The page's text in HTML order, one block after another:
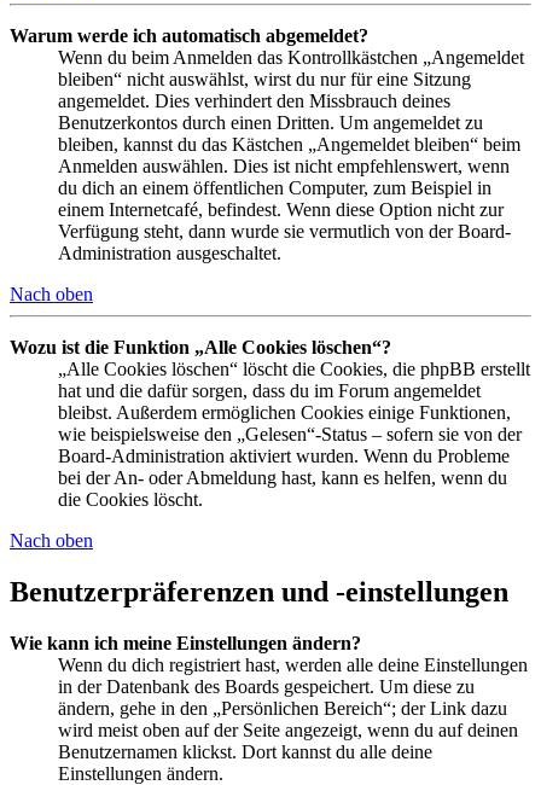
Warum werde ich automatisch abgemeldet?
Wenn du beim Anmelden das Kontrollkästchen „Angemeldet
bleiben“ nicht auswählst, wirst du nur für eine Sitzung
angemeldet. Dies verhindert den Missbrauch deines
Benutzerkontos durch einen Dritten. Um angemeldet zu
bleiben, kannst du das Kästchen „Angemeldet bleiben“ beim
Anmelden auswählen. Dies ist nicht empfehlenswert, wenn
du dich an einem öffentlichen Computer, zum Beispiel in
einem Internetcafé, befindest. Wenn diese Option nicht zur
Verfügung steht, dann wurde sie vermutlich von der Board-
Administration ausgeschaltet.
Nach oben
Wozu ist die Funktion „Alle Cookies löschen“?
„Alle Cookies löschen“ löscht die Cookies, die phpBB erstellt
hat und die dafür sorgen, dass du im Forum angemeldet
bleibst. Außerdem ermöglichen Cookies einige Funktionen,
wie beispielsweise den „Gelesen“-Status – sofern sie von der
Board-Administration aktiviert wurden. Wenn du Probleme
bei der An- oder Abmeldung hast, kann es helfen, wenn du
die Cookies löscht.
Nach oben
Benutzerpräferenzen und -einstellungen
Wie kann ich meine Einstellungen ändern?
Wenn du dich registriert hast, werden alle deine Einstellungen
in der Datenbank des Boards gespeichert. Um diese zu
ändern, gehe in den „Persönlichen Bereich“; der Link dazu
wird meist oben auf der Seite angezeigt, wenn du auf deinen
Benutzernamen klickst. Dort kannst du alle deine
Einstellungen ändern.